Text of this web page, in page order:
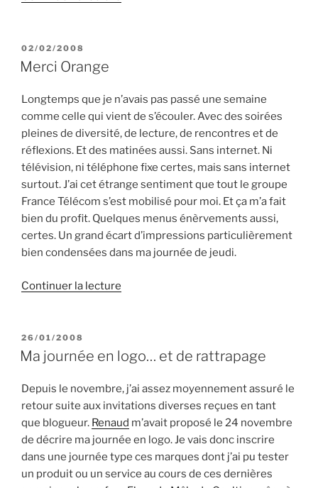
PUBLIÉ
LE
02/02/2008
Merci Orange
Longtemps que je n’avais pas passé une semaine
comme celle qui vient de s’écouler. Avec des soirées
pleines de diversité, de lecture, de rencontres et de
réflexions. Et des matinées aussi. Sans internet. Ni
télévision, ni téléphone fixe certes, mais sans internet
surtout. J’ai cet étrange sentiment que tout le groupe
France Télécom s’est mobilisé pour moi. Et ça m’a fait
bien du profit. Quelques menus énèrvements aussi,
certes. Un grand écart d’impressions particulièrement
bien condensées dans ma journée de jeudi.
Continuer la lecture
PUBLIÉ
LE
26/01/2008
Ma journée en logo… et de rattrapage
Depuis le novembre, j’ai assez moyennement assuré le
retour suite aux invitations diverses reçues en tant
que blogueur. Renaud m’avait proposé le 24 novembre
de décrire ma journée en logo. Je vais donc inscrire
dans une journée type ces marques dont j’ai pu tester
un produit ou un service au cours de ces dernières